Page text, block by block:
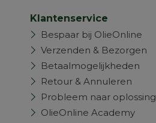
Klantenservice
Bespaar bij OlieOnline
Verzenden & Bezorgen
Betaalmogelijkheden
Retour & Annuleren
Probleem naar oplossing
OlieOnline Academy